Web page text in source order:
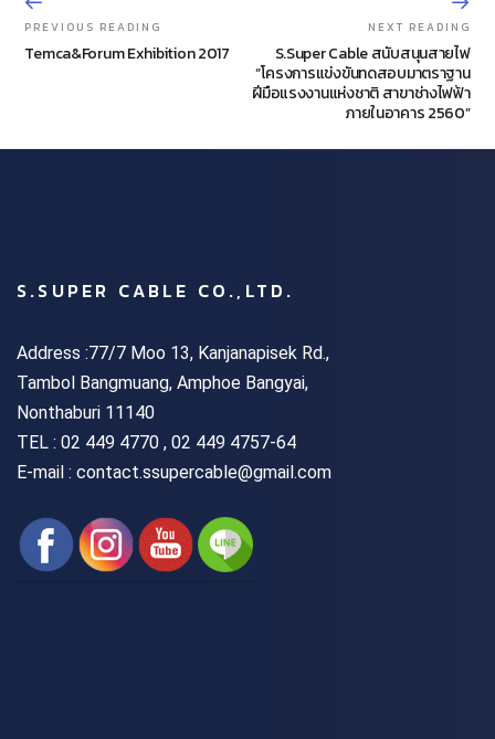
PREVIOUS READING
Temca&Forum Exhibition 2017
NEXT READING
S.Super Cable สนับสนุนสายไฟ
“โครงการแข่งขันทดสอบมาตราฐาน
ฝีมือแรงงานแห่งชาติ สาขาช่างไฟฟ้า
ภายในอาคาร 2560”
S.SUPER CABLE CO.,LTD.
Address :77/7 Moo 13, Kanjanapisek Rd.,
Tambol Bangmuang, Amphoe Bangyai,
Nonthaburi 11140
TEL : 02 449 4770 , 02 449 4757-64
E-mail : contact.ssupercable@gmail.com